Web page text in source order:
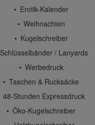
Erotik-Kalender
Weihnachten
Kugelschreiber
Schlüsselbänder / Lanyards
Werbedruck
Taschen & Rucksäcke
48-Stunden Expressdruck
Öko-Kugelschreiber